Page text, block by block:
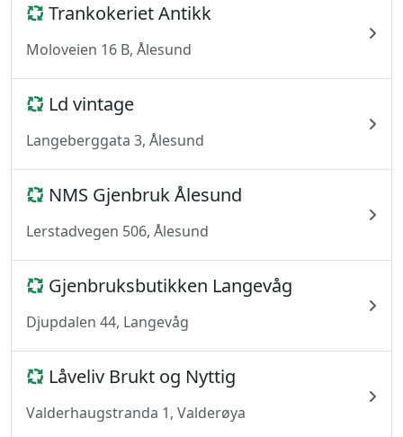
Trankokeriet Antikk
Moloveien 16 B, Ålesund
Ld vintage
Langeberggata 3, Ålesund
NMS Gjenbruk Ålesund
Lerstadvegen 506, Ålesund
Gjenbruksbutikken Langevåg
Djupdalen 44, Langevåg
Låveliv Brukt og Nyttig
Valderhaugstranda 1, Valderøya